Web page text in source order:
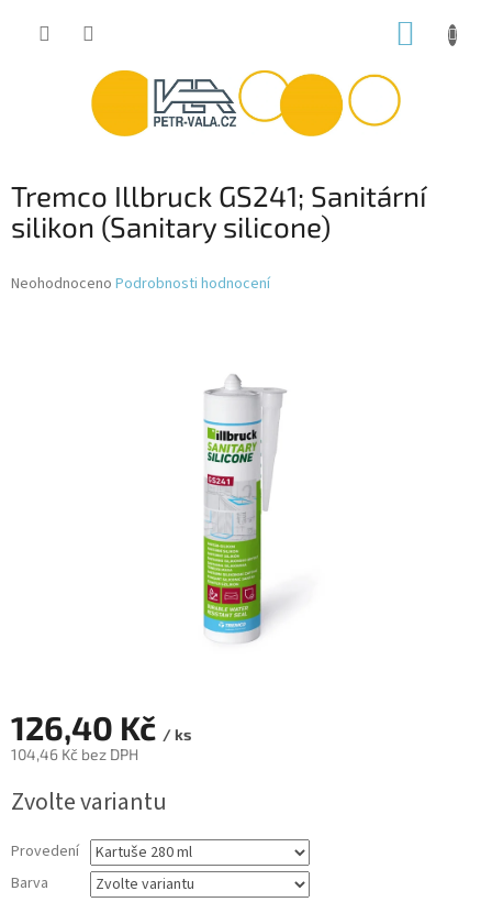
Tremco Illbruck GS241; Sanitární
silikon (Sanitary silicone)
Průměrné
Neohodnoceno Podrobnosti hodnocení
126,40 Kč / ks
104,46 Kč bez DPH
cena:
Zvolte variantu
Provedení
Barva